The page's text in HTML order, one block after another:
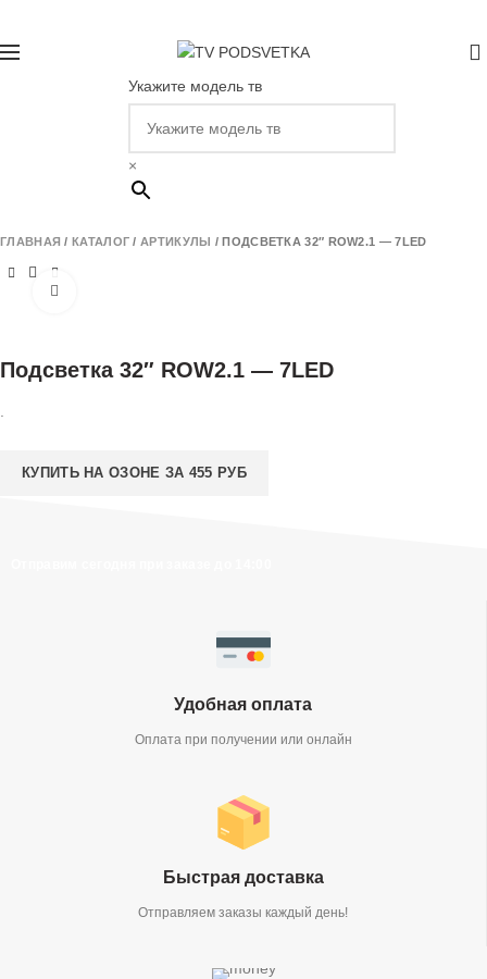
Укажите модель тв
×
ГЛАВНАЯ /КАТАЛОГ /АРТИКУЛЫ /ПОДСВЕТКА 32″ ROW2.1 — 7LED
Подсветка 32″ ROW2.1 — 7LED
КУПИТЬ НА ОЗОНЕ ЗА 455 РУБ
Удобная оплата
Оплата при получении или онлайн
Быстрая доставка
Отправляем заказы каждый день!